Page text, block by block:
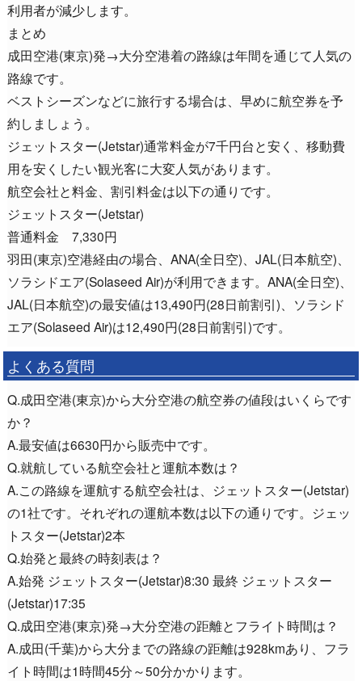
利用者が減少します。
まとめ
成田空港(東京)発→大分空港着の路線は年間を通じて人気の
路線です。
ベストシーズンなどに旅行する場合は、早めに航空券を予
約しましょう。
ジェットスター(Jetstar)通常料金が7千円台と安く、移動費
用を安くしたい観光客に大変人気があります。
航空会社と料金、割引料金は以下の通りです。
ジェットスター(Jetstar)
普通料金 7,330円
羽田(東京)空港経由の場合、ANA(全日空)、JAL(日本航空)、
ソラシドエア(Solaseed Air)が利用できます。ANA(全日空)、
JAL(日本航空)の最安値は13,490円(28日前割引)、ソラシド
エア(Solaseed Air)は12,490円(28日前割引)です。
よくある質問
Q.成田空港(東京)から大分空港の航空券の値段はいくらです
か？
A.最安値は6630円から販売中です。
Q.就航している航空会社と運航本数は？
A.この路線を運航する航空会社は、ジェットスター(Jetstar)
の1社です。それぞれの運航本数は以下の通りです。ジェッ
トスター(Jetstar)2本
Q.始発と最終の時刻表は？
A.始発 ジェットスター(Jetstar)8:30 最終 ジェットスター
(Jetstar)17:35
Q.成田空港(東京)発→大分空港の距離とフライト時間は？
A.成田(千葉)から大分までの路線の距離は928kmあり、フラ
イト時間は1時間45分～50分かかります。